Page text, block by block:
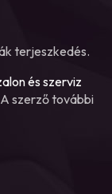
terjeszkedés.
és szerviz
szerző további